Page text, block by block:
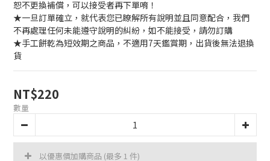
恕不更換補償，可以接受者再下單唷！
★一旦訂單確立，就代表您已瞭解所有說明並且同意配合，我們
不再處理任何未能遵守說明的糾紛，如不能接受，請勿訂購
★手工餅乾為短效期之商品，不適用7天鑑賞期，出貨後無法退換
貨
NT$220
數量
以優惠價加購商品 (最多 1 件)